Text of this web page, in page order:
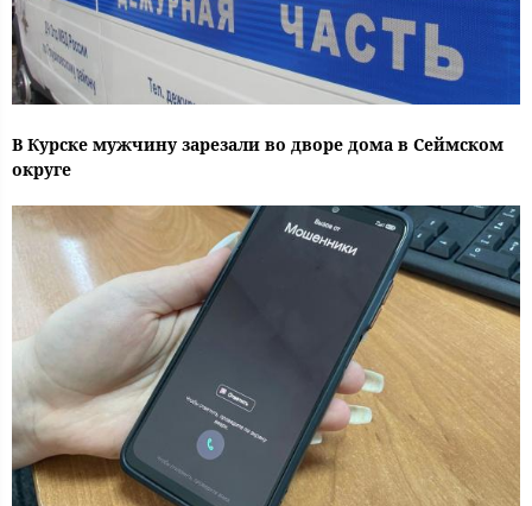
В Курске мужчину зарезали во дворе дома в Сеймском
округе